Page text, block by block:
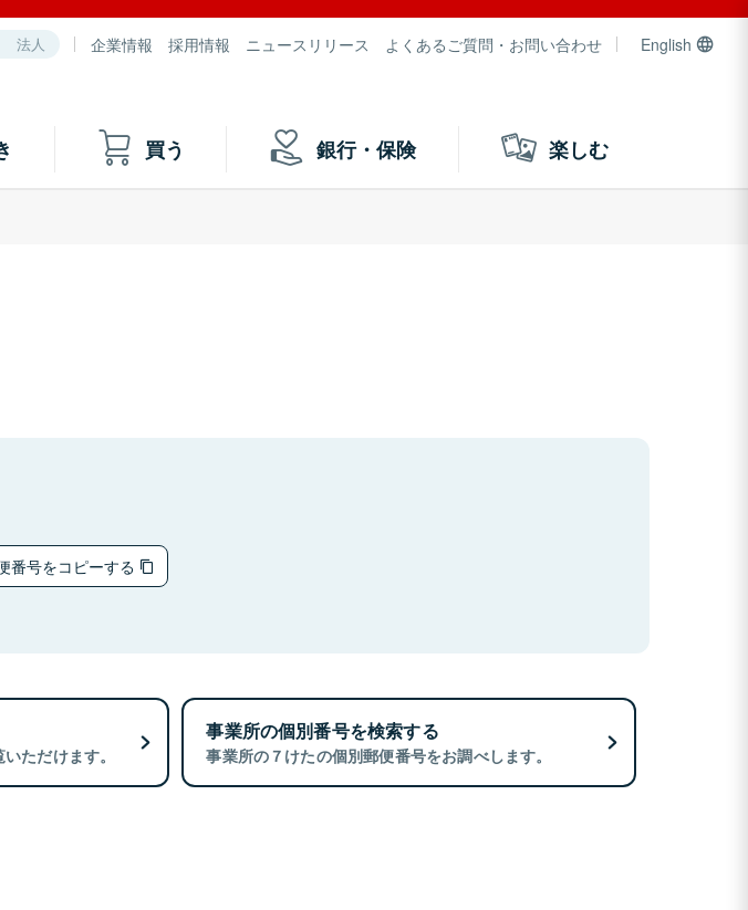
法人 企業情報 採用情報 ニュースリリース よくあるご質問・お問い合わせ English
買う 銀行・保険 楽しむ
番号をコピーする
ただけます。
事業所の個別番号を検索する
事業所の７けたの個別郵便番号をお調べします。